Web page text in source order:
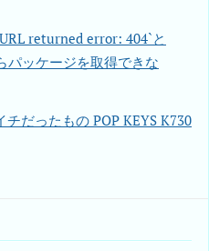
returned error: 404`と
パッケージを取得できな
チだったもの POP KEYS K730